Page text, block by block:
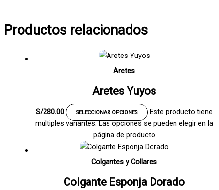
Productos relacionados
Aretes
Aretes Yuyos
S/280.00 SELECCIONAR OPCIONES
Este producto tiene
múltiples variantes. Las opciones se pueden elegir en la
página de producto
Colgantes y Collares
Colgante Esponja Dorado